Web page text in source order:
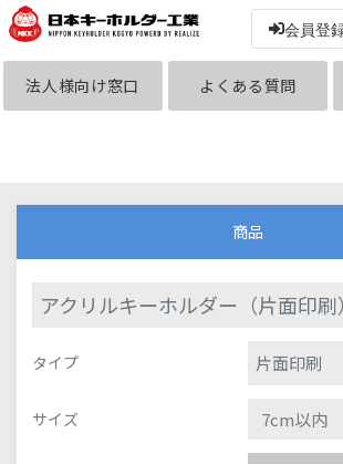
会員登
法人様向け窓口 よくある質問
商品
アクリルキーホルダー（片面印刷）
タイプ 片面印刷
サイズ